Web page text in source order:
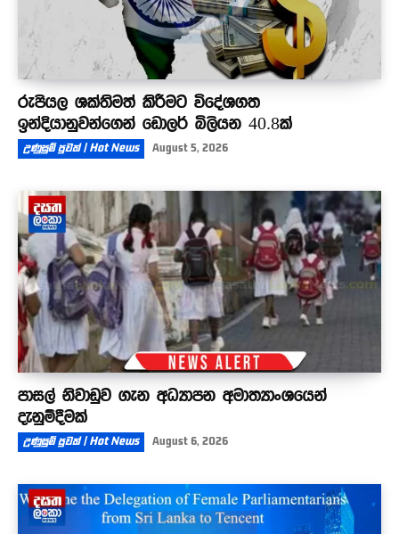
රුපියල ශක්තිමත් කිරීමට විදේශගත
ඉන්දියානුවන්ගෙන් ඩොලර් බිලියන 40.8ක්
උණුසුම් පුවත් | Hot News August 5, 2026
පාසල් නිවාඩුව ගැන අධ්‍යාපන අමාත්‍යාංශයෙන්
දැනුම්දීමක්
උණුසුම් පුවත් | Hot News August 6, 2026